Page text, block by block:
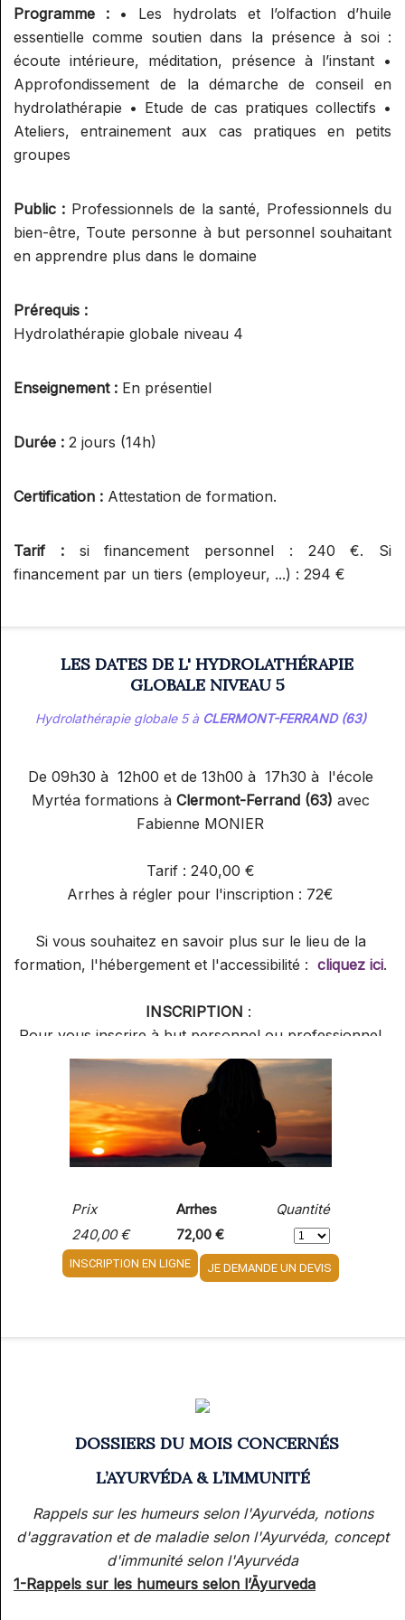
SPÉCIALISATION : RÉFLEXOLOGIE
ET ONCOLOGIE
SPÉCIALISATION : RÉFLEXOLOGIE
PÉDIATRIQUE
SUPERVISION AROMA
SUPERVISION RÉFLEXOLOGIE
GESTION ET COMMUNICATION
AIDE À L'INSTALLATION ET
GESTION
COMMUNICATION ET
PROMOTION D'UNE ACTIVITÉ
ELIXIRS
ELIXIRS FLORAUX NIVEAU 1
PHYTOTHÉRAPIE PRATIQUE
PHYTOTHÉRAPIE PRATIQUE
MICRONUTRITION
AROMATOLOGUE MYRTÉA
(RECONNU PAR LE SPN)
HYDROLATHÉRAPIE GLOBALE
AROMATHÉRAPIE SUBTILE
SPN)
MINI MODULES BIEN-ÊTRE DE
L'HABITAT
INITIATION AU FENG SHUI
INITIATION À LA GÉOBIOLOGIE
STAGES CONVIVIAUX
FORMATIONS
Programme : • Les hydrolats et l’olfaction d’huile
essentielle comme soutien dans la présence à soi :
écoute intérieure, méditation, présence à l’instant •
Approfondissement de la démarche de conseil en
hydrolathérapie • Etude de cas pratiques collectifs •
Ateliers, entrainement aux cas pratiques en petits
groupes
Public : Professionnels de la santé, Professionnels du
bien-être, Toute personne à but personnel souhaitant
en apprendre plus dans le domaine
Prérequis :
Hydrolathérapie globale niveau 4
Enseignement : En présentiel
Durée : 2 jours (14h)
Certification : Attestation de formation.
Tarif : si financement personnel : 240 €. Si
financement par un tiers (employeur, ...) : 294 €
LES DATES DE L' HYDROLATHÉRAPIE
GLOBALE NIVEAU 5
Hydrolathérapie globale 5 à CLERMONT-FERRAND (63)
De 09h30 à 12h00 et de 13h00 à 17h30 à l'école
Myrtéa formations à Clermont-Ferrand (63) avec
Fabienne MONIER
Tarif : 240,00 €
Arrhes à régler pour l'inscription : 72€
Si vous souhaitez en savoir plus sur le lieu de la
formation, l'hébergement et l'accessibilité : cliquez ici.
INSCRIPTION :
Pour vous inscrire à but personnel ou professionnel
Pour offrir un cadeau à un proche
Pour inscrire plusieurs personnes à la fois
Pour demander un devis
Merci de le faire ci-après :
Prix Arrhes
Quantité
240,00 €
72,00 €
JE DEMANDE UN DEVIS
DOSSIERS DU MOIS CONCERNÉS
L’AYURVÉDA & L’IMMUNITÉ
Rappels sur les humeurs selon l'Ayurvéda, notions
d'aggravation et de maladie selon l'Ayurvéda, concept
d'immunité selon l'Ayurvéda
1-Rappels sur les humeurs selon l’Āyurveda